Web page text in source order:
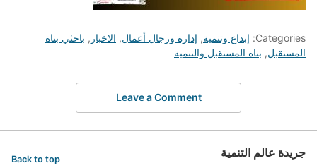
Categories: إبداع وتنمية, إدارة ورجال أعمال, الاخبار , باحثي بناة
المستقبل, بناة المستقبل والتنمية
Leave a Comment
جريدة عالم التنمية Back to top